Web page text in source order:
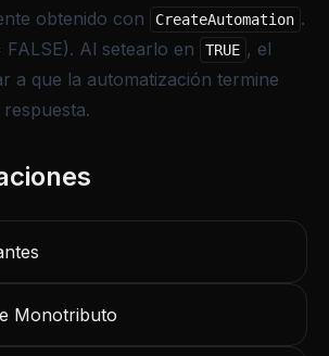
obtenido con CreateAutomation .
FALSE). Al setearlo en TRUE , el
a que la automatización termine
Monotributo